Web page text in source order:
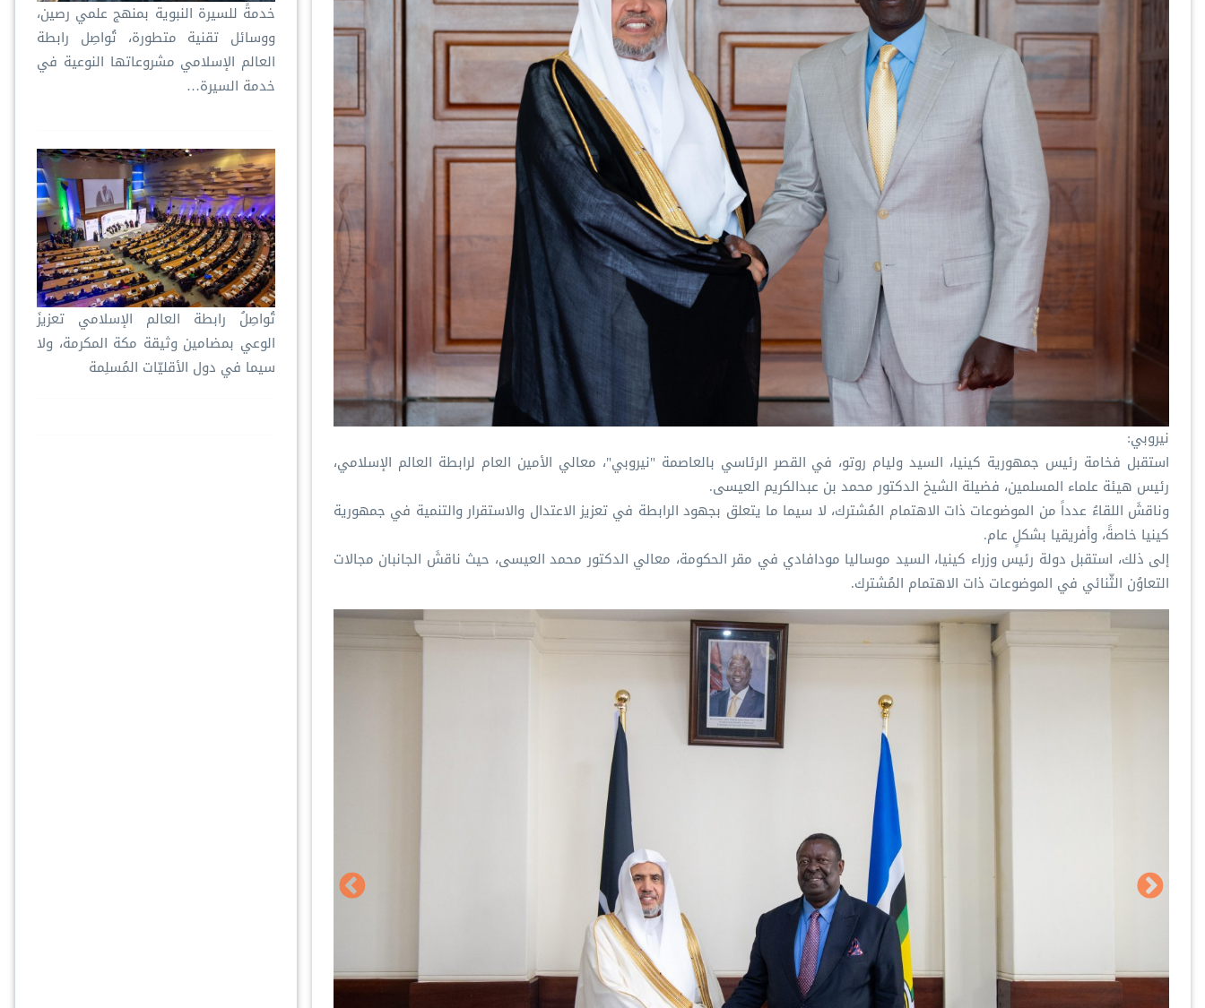
نيروبي:
استقبل فخامة رئيس جمهورية كينيا، السيد وليام روتو، في القصر الرئاسي بالعاصمة "نيروبي"، معالي الأمين العام لرابطة العالم الإسلامي،
رئيس هيئة علماء المسلمين، فضيلة الشيخ الدكتور محمد بن عبدالكريم العيسى.
وناقشَ اللقاءُ عدداً من الموضوعات ذات الاهتمام المُشترك، لا سيما ما يتعلق بجهود الرابطة في تعزيز الاعتدال والاستقرار والتنمية في جمهورية
كينيا خاصةً، وأفريقيا بشكلٍ عام.
إلى ذلك، استقبل دولة رئيس وزراء كينيا، السيد موساليا مودافادي في مقر الحكومة، معالي الدكتور محمد العيسى، حيث ناقشَ الجانبان مجالات
التعاوُن الثّنائي في الموضوعات ذات الاهتمام المُشترك.
خدمةً للسيرة النبوية بمنهج علمي رصين،
ووسائل تقنية متطورة، تُواصِل رابطة
العالم الإسلامي مشروعاتها النوعية في
خدمة السيرة…
تُواصِلُ ⁧‫رابطة العالم الإسلامي‬⁩ تعزيزَ
الوعي بمضامين وثيقة مكة المكرمة، ولا
سيما في دول الأقليّات المُسلِمة